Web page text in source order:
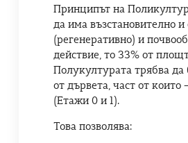
Принципът на
да има възстановително
(регенеративно) и
действие, то 33% от
Полукултурата трябва да
от дървета, част от които
(Етажи 0 и 1).
Това позволява: